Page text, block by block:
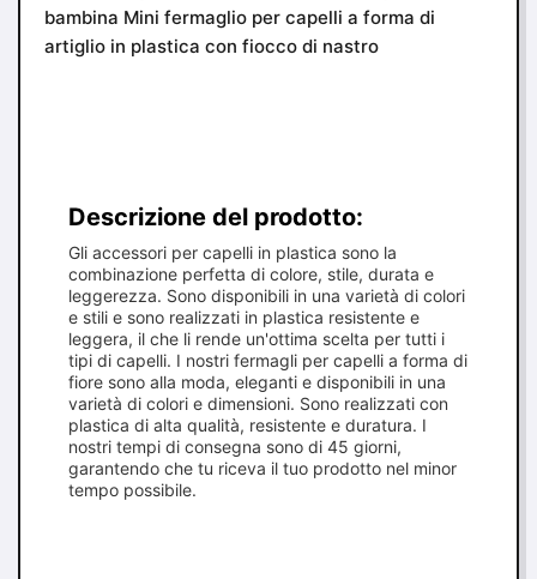
bambina Mini fermaglio per capelli a forma di
artiglio in plastica con fiocco di nastro
Descrizione del prodotto:
Gli accessori per capelli in plastica sono la
combinazione perfetta di colore, stile, durata e
leggerezza. Sono disponibili in una varietà di colori
e stili e sono realizzati in plastica resistente e
leggera, il che li rende un'ottima scelta per tutti i
tipi di capelli. I nostri fermagli per capelli a forma di
fiore sono alla moda, eleganti e disponibili in una
varietà di colori e dimensioni. Sono realizzati con
plastica di alta qualità, resistente e duratura. I
nostri tempi di consegna sono di 45 giorni,
garantendo che tu riceva il tuo prodotto nel minor
tempo possibile.